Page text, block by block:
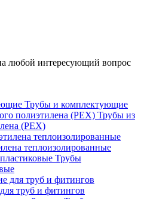
любой интересующий вопрос
Трубы и комплектующие
Трубы из
(PEX)
теплоизолированные
Трубы
труб и фитингов